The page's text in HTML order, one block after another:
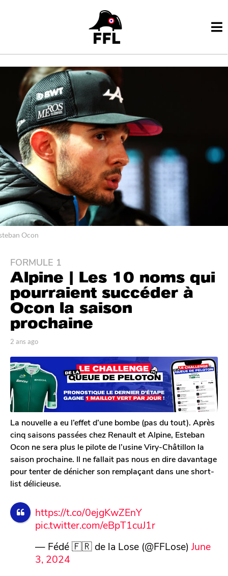
Ocon
2
a
s
a
g
a
n
s
a
g
o
FORMULE 1
Alpine | Les 10 noms qui
pourraient succéder à
Ocon la saison
prochaine
p
r
T
o
m
G
a
l
r
o
n
2 ans ago
s
a
La nouvelle a eu l’effet d’une bombe (pas du tout). Après
cinq saisons passées chez Renault et Alpine, Esteban
Ocon ne sera plus le pilote de l’usine Viry-Châtillon la
saison prochaine. Il ne fallait pas nous en dire davantage
pour tenter de dénicher son remplaçant dans une short-
list délicieuse.
https://t.co/0ejgKwZEnY
pic.twitter.com/eBpT1cuJ1r
— Fédé 🇫🇷 de la Lose (@FFLose) June
3, 2024